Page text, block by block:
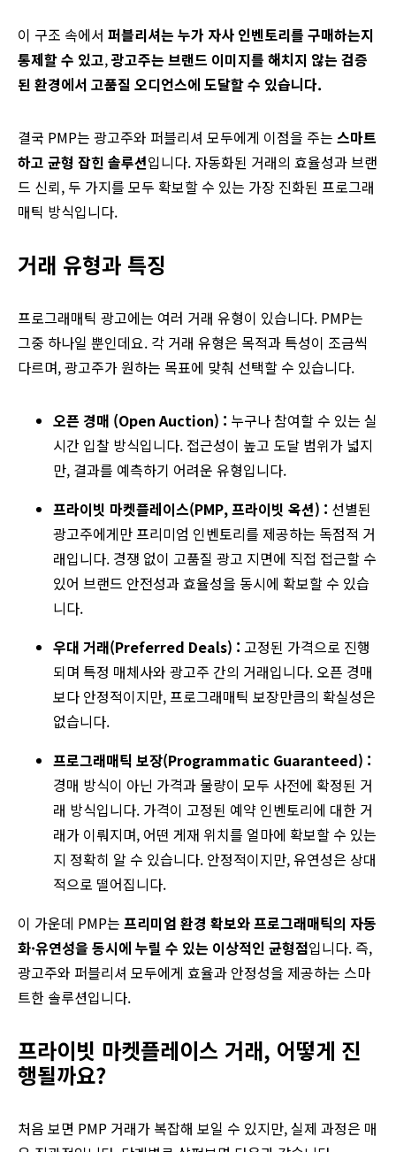
이 구조 속에서 퍼블리셔는 누가 자사 인벤토리를 구매하는지
통제할 수 있고,광고주는 브랜드 이미지를 해치지 않는 검증
된 환경에서 고품질 오디언스에 도달할 수 있습니다.
결국 PMP는 광고주와 퍼블리셔 모두에게 이점을 주는 스마트
하고 균형 잡힌 솔루션입니다. 자동화된 거래의 효율성과 브랜
드 신뢰, 두 가지를 모두 확보할 수 있는 가장 진화된 프로그래
매틱 방식입니다.
거래 유형과 특징
프로그래매틱 광고에는 여러 거래 유형이 있습니다. PMP는
그중 하나일 뿐인데요. 각 거래 유형은 목적과 특성이 조금씩
다르며, 광고주가 원하는 목표에 맞춰 선택할 수 있습니다.
오픈 경매 (Open Auction) : 누구나 참여할 수 있는 실
시간 입찰 방식입니다. 접근성이 높고 도달 범위가 넓지
만, 결과를 예측하기 어려운 유형입니다.
프라이빗 마켓플레이스(PMP, 프라이빗 옥션) : 선별된
광고주에게만 프리미엄 인벤토리를 제공하는 독점적 거
래입니다. 경쟁 없이 고품질 광고 지면에 직접 접근할 수
있어 브랜드 안전성과 효율성을 동시에 확보할 수 있습
니다.
우대 거래(Preferred Deals) : 고정된 가격으로 진행
되며 특정 매체사와 광고주 간의 거래입니다. 오픈 경매
보다 안정적이지만, 프로그래매틱 보장만큼의 확실성은
없습니다.
프로그래매틱 보장(Programmatic Guaranteed) :
경매 방식이 아닌 가격과 물량이 모두 사전에 확정된 거
래 방식입니다. 가격이 고정된 예약 인벤토리에 대한 거
래가 이뤄지며, 어떤 게재 위치를 얼마에 확보할 수 있는
지 정확히 알 수 있습니다. 안정적이지만, 유연성은 상대
적으로 떨어집니다.
이 가운데 PMP는 프리미엄 환경 확보와 프로그래매틱의 자동
화·유연성을 동시에 누릴 수 있는 이상적인 균형점입니다. 즉,
광고주와 퍼블리셔 모두에게 효율과 안정성을 제공하는 스마
트한 솔루션입니다.
프라이빗 마켓플레이스 거래, 어떻게 진
행될까요?
처음 보면 PMP 거래가 복잡해 보일 수 있지만, 실제 과정은 매